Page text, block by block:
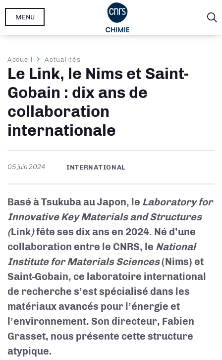
Aller
MENU
Fil
d'Ariane
Accueil Actualités
Le Link, le Nims et Saint-
Gobain : dix ans de
collaboration
internationale
05 juin 2024 INTERNATIONAL
Basé à Tsukuba au Japon, le Laboratory for
Innovative Key Materials and Structures
(Link)fête ses dix ans en 2024. Né d’une
collaboration entre le CNRS, le National
Institute for Materials Sciences(Nims) et
Saint-Gobain, ce laboratoire international
de recherche s’est spécialisé dans les
matériaux avancés pour l’énergie et
l’environnement. Son directeur, Fabien
Grasset, nous présente cette structure
atypique.